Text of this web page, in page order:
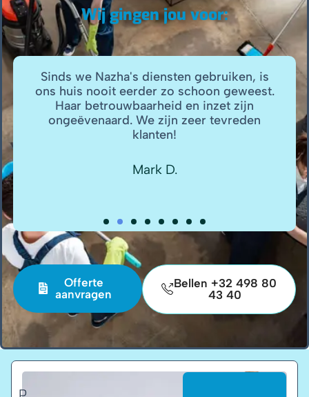
Wij gingen jou voor:
gebruiken, is
zo schoon geweest.
en inzet zijn
zijn zeer tevreden
D.
Nazha levert altijd
betrouwbaar,
dat elk hoekje en
We kijken altijd uit
Emma
Offerte
aanvragen
Bellen +32 498 80
43 40